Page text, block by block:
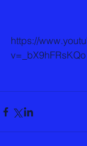
https://
v=_bX9hFRsKQo